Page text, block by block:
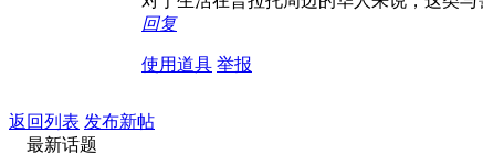
回复
使用道具 举报
返回列表 发布新帖
最新话题